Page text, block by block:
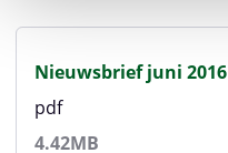
Nieuwsbrief juni 2016
pdf
4.42MB